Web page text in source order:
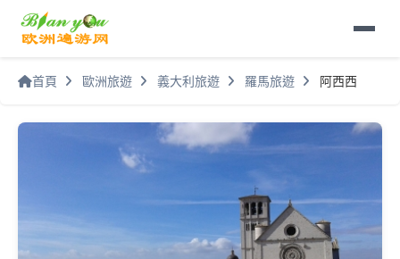
首頁 歐洲旅遊 義大利旅遊 羅馬旅遊 阿西西